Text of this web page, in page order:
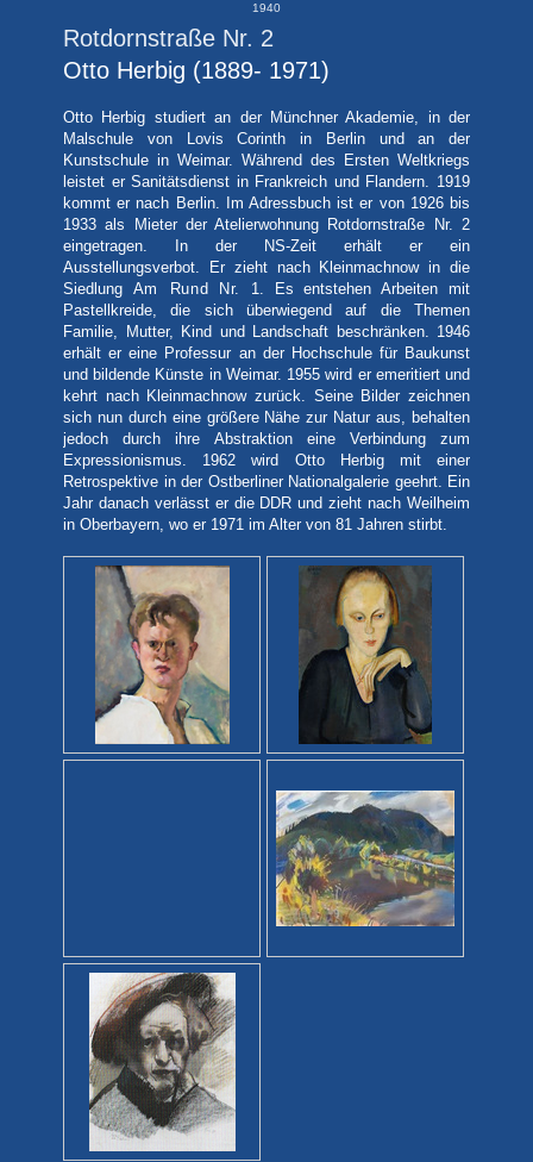
1940
Rotdornstraße Nr. 2
Otto Herbig (1889- 1971)
Otto Herbig studiert an der Münchner Akademie, in der
Malschule von Lovis Corinth in Berlin und an der
Kunstschule in Weimar. Während des Ersten Weltkriegs
leistet er Sanitätsdienst in Frankreich und Flandern. 1919
kommt er nach Berlin. Im Adressbuch ist er von 1926 bis
1933 als Mieter der Atelierwohnung Rotdornstraße Nr. 2
eingetragen. In der NS-Zeit erhält er ein
Ausstellungsverbot. Er zieht nach Kleinmachnow in die
Siedlung Am Rund Nr.
1. Es entstehen Arbeiten mit
Pastellkreide, die sich überwiegend
auf die Themen
Familie,
Mutter, Kind und Landschaft beschränken. 1946
erhält er eine Professur an der Hochschule für Baukunst
und bildende Künste in Weimar. 1955 wird er emeritiert und
kehrt nach Kleinmachnow zurück. Seine Bilder zeichnen
sich nun durch eine größere Nähe zur Natur aus, behalten
jedoch durch ihre Abstraktion eine Verbindung zum
Expressionismus. 1962 wird Otto Herbig mit einer
Retrospektive in der Ostberliner Nationalgalerie geehrt. Ein
Jahr danach verlässt er die DDR und zieht nach Weilheim
in Oberbayern, wo er 1971 im Alter von 81 Jahren stirbt.